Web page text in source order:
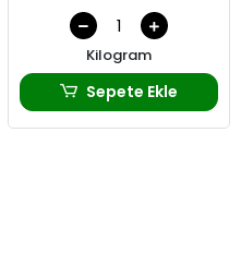
Kilogram
Sepete Ekle